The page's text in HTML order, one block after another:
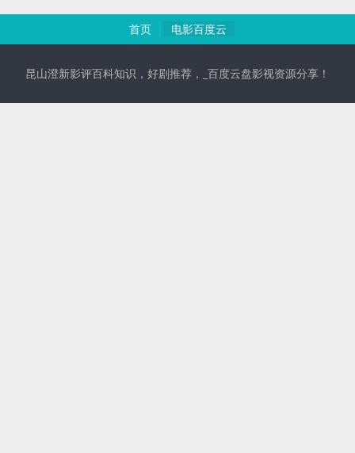
首页 电影百度云
昆山澄新影评百科知识，好剧推荐，_百度云盘影视资源分享！